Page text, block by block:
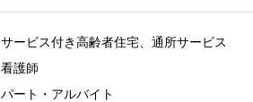
サービス付き高齢者住宅、通所サービス
看護師
パート・アルバイト